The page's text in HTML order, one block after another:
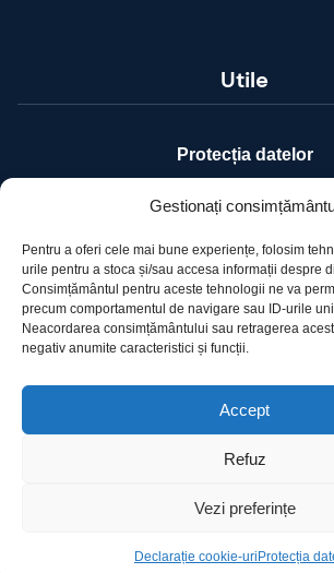
Gestionați
Pentru a oferi cele mai bune experiențe, folosim
urile pentru a stoca și/sau accesa informații despre
Consimțământul pentru aceste tehnologii ne va
precum comportamentul de navigare sau ID-urile
Neacordarea consimțământului sau retragerea
negativ anumite caracteristici și funcții.
Accept
Refuz
Vezi preferințe
Declarație cookie-uri Protecția
Utile
Protecția datelor
Declarație cookie-uri
Contact
Ro Image SRL
Strada Mihai Eminescu, nr. 142,